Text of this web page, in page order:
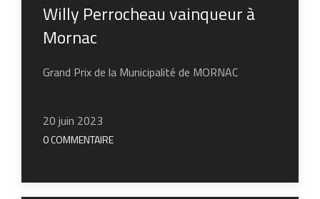
Willy Perrocheau vainqueur à
Mornac
Grand Prix de la Municipalité de MORNAC
20 juin 2023
0 COMMENTAIRE